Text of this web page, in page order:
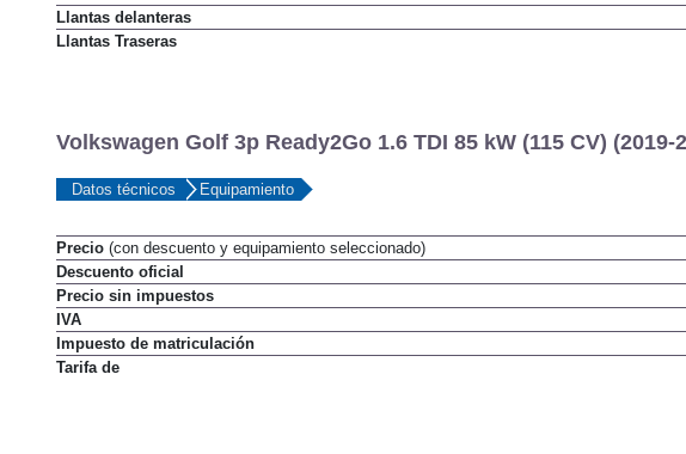
Neumáticos traseros
Llantas delanteras
Volkswagen Golf 3p Ready2Go 1.6 TDI 85 kW (115 CV) (2019-
Precio(con descuento y equipamiento seleccionado)
Descuento oficial
Precio sin impuestos
IVA
Impuesto de matriculación